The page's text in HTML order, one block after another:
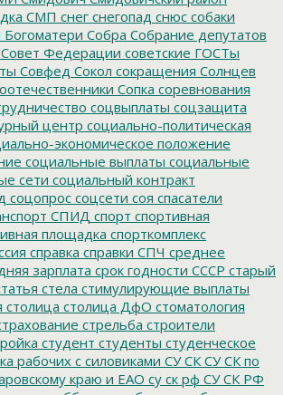
СМП снег снегопад снюс собаки
Собра Собрание депутатов
Совет Федерации советские ГОСТы
Совфед Сокол сокращения Солнцев
Сопка соревнования
соцвыплаты соцзащита
центр социально-политическая
экономическое положение
социальные выплаты социальные
сети социальный контракт
соцопрос соцсети соя спасатели
СПИД спорт спортивная
площадка спорткомплекс
справка справки СПЧ среднее
зарплата срок годности СССР старый
стела стимулирующие выплаты
столица столица ДфО стоматология
стрельба строители
студент студенты студенческое
рабочих с силовиками СУ СК СУ СК по
краю и ЕАО су ск рф СУ СК РФ